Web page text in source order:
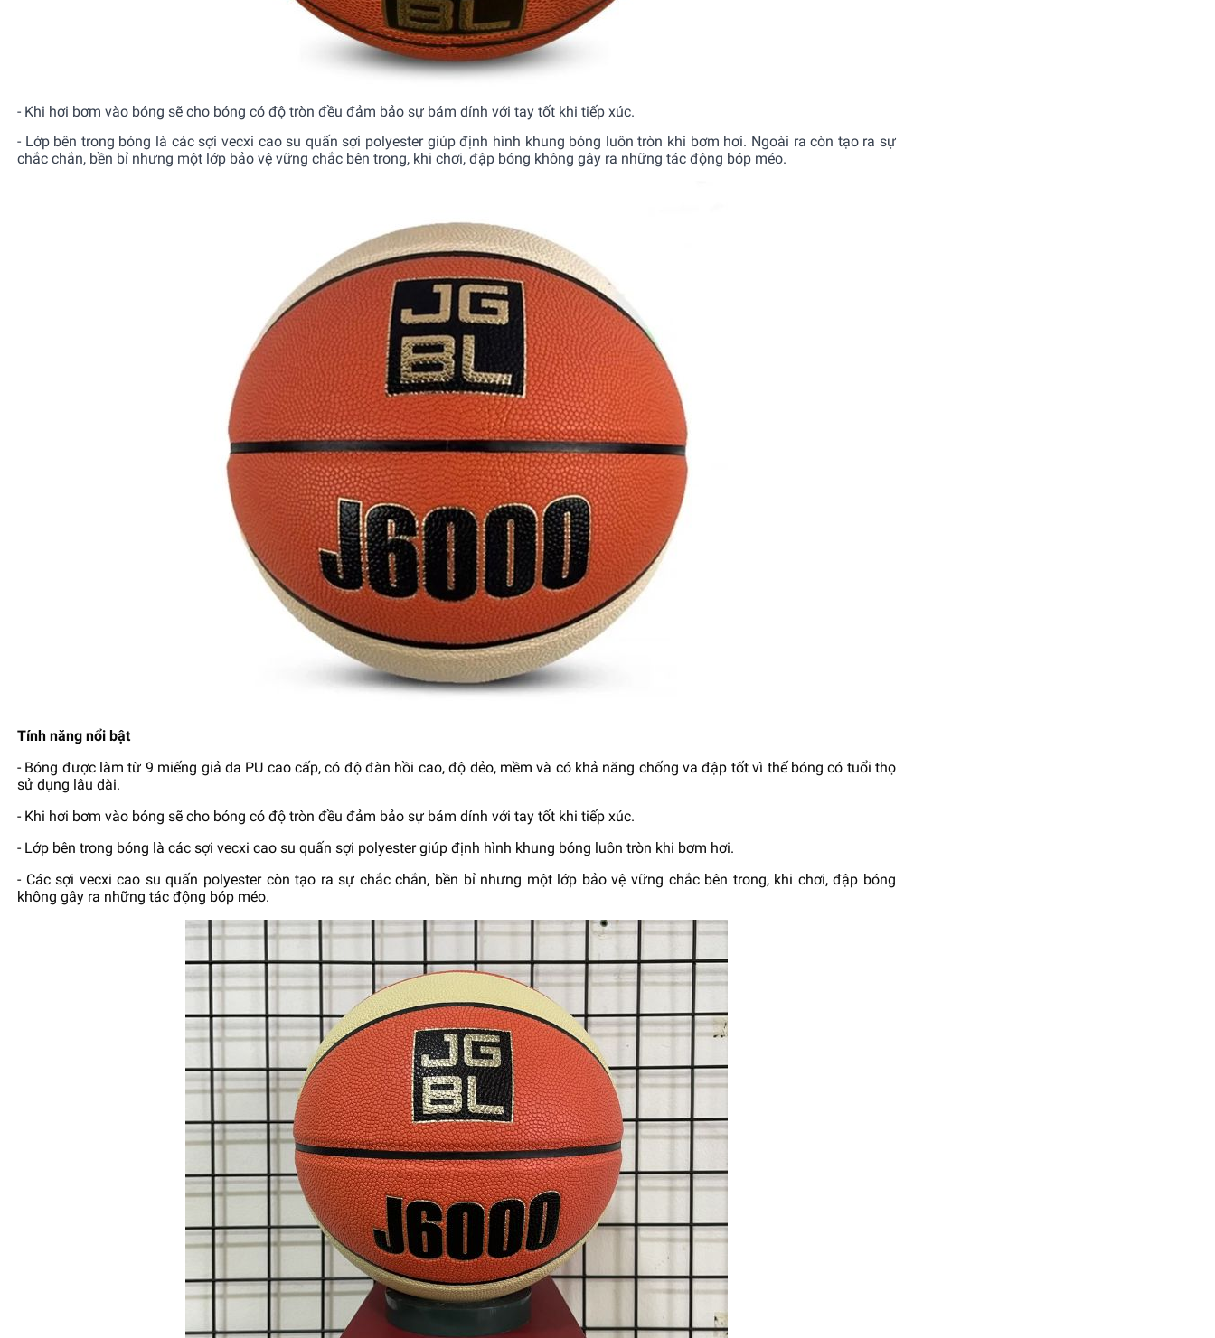
- Khi hơi bơm vào bóng sẽ cho bóng có độ tròn đều đảm bảo sự bám dính với tay tốt khi tiếp xúc.
- Lớp bên trong bóng là các sợi vecxi cao su quấn sợi polyester giúp định hình khung bóng luôn tròn khi bơm hơi. Ngoài ra còn tạo ra sự
chắc chắn, bền bỉ nhưng một lớp bảo vệ vững chắc bên trong, khi chơi, đập bóng không gây ra những tác động bóp méo.
Tính năng nổi bật
- Bóng được làm từ 9 miếng giả da PU cao cấp, có độ đàn hồi cao, độ dẻo, mềm và có khả năng chống va đập tốt vì thế bóng có tuổi thọ
sử dụng lâu dài.
- Khi hơi bơm vào bóng sẽ cho bóng có độ tròn đều đảm bảo sự bám dính với tay tốt khi tiếp xúc.
- Lớp bên trong bóng là các sợi vecxi cao su quấn sợi polyester giúp định hình khung bóng luôn tròn khi bơm hơi.
- Các sợi vecxi cao su quấn polyester còn tạo ra sự chắc chắn, bền bỉ nhưng một lớp bảo vệ vững chắc bên trong, khi chơi, đập bóng
không gây ra những tác động bóp méo.